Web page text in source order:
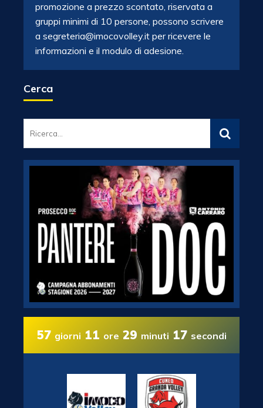
promozione a prezzo scontato, riservata a
gruppi minimi di 10 persone, possono scrivere
a segreteria@imocovolley.it per ricevere le
informazioni e il modulo di adesione.
Cerca
57 giorni 11 ore 29 minuti 16 secondi